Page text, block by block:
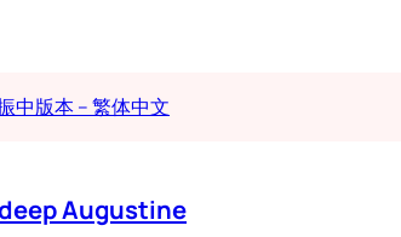
中版本 – 繁体中文
Augustine